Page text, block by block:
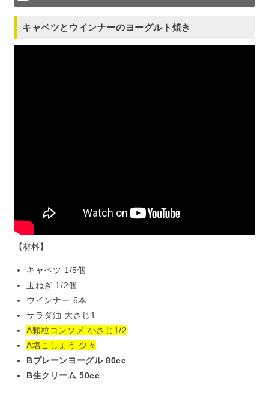
キャベツとウインナーのヨーグルト焼き
【材料】
キャベツ 1/5個
玉ねぎ 1/2個
ウインナー 6本
サラダ油 大さじ1
A顆粒コンソメ 小さじ1/2
A塩こしょう 少々
Bプレーンヨーグル 80cc
B生クリーム 50cc